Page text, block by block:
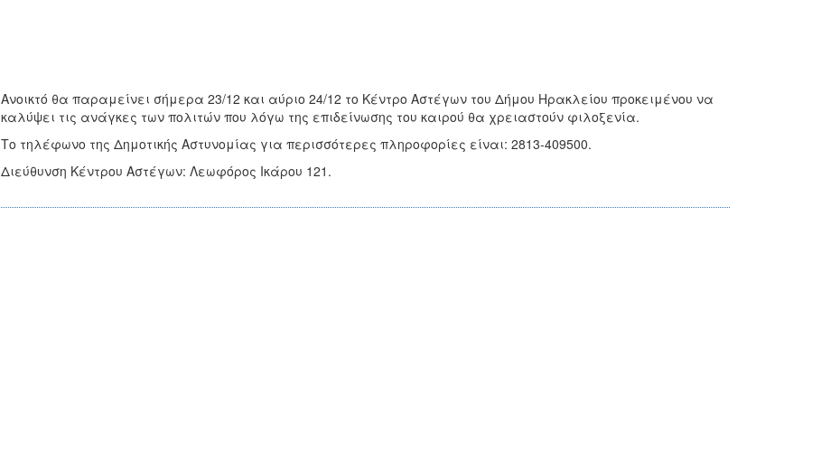
Ανοικτό θα παραμείνει σήμερα 23/12 και αύριο 24/12 το Κέντρο Αστέγων του Δήμου Ηρακλείου προκειμένου να
καλύψει τις ανάγκες των πολιτών που λόγω της επιδείνωσης του καιρού θα χρειαστούν φιλοξενία.
Το τηλέφωνο της Δημοτικής Αστυνομίας για περισσότερες πληροφορίες είναι: 2813-409500.
Διεύθυνση Κέντρου Αστέγων: Λεωφόρος Ικάρου 121.